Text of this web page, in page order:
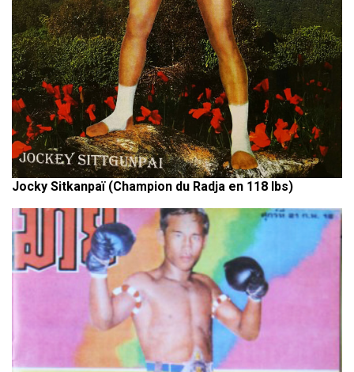
Jocky Sitkanpaï (Champion du Radja en 118 lbs)